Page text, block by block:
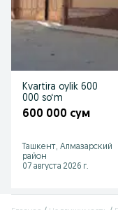
Kvartira oylik 600
000 so‘m
600 000 сум
Ташкент, Алмазарский
район
07 августа 2026 г.